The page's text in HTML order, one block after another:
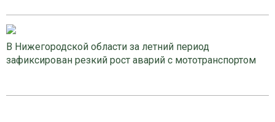
В Нижегородской области за летний период
зафиксирован резкий рост аварий с мототранспортом